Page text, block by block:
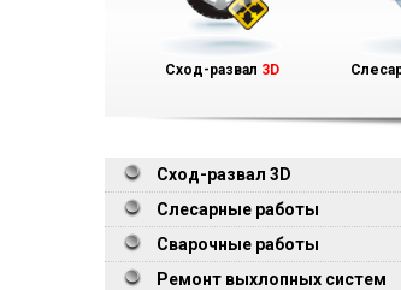
Сход-развал 3D
Сход-развал 3D
Слесарные работы
Сварочные работы
Ремонт выхлопных систем